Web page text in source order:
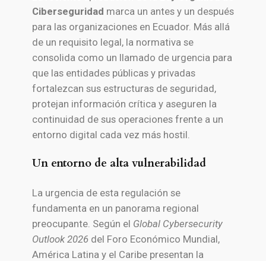
Ciberseguridad marca un antes y un después
para las organizaciones en Ecuador. Más allá
de un requisito legal, la normativa se
consolida como un llamado de urgencia para
que las entidades públicas y privadas
fortalezcan sus estructuras de seguridad,
protejan información crítica y aseguren la
continuidad de sus operaciones frente a un
entorno digital cada vez más hostil.
Un entorno de alta vulnerabilidad
La urgencia de esta regulación se
fundamenta en un panorama regional
preocupante. Según el Global Cybersecurity
Outlook 2026del Foro Económico Mundial,
América Latina y el Caribe presentan la